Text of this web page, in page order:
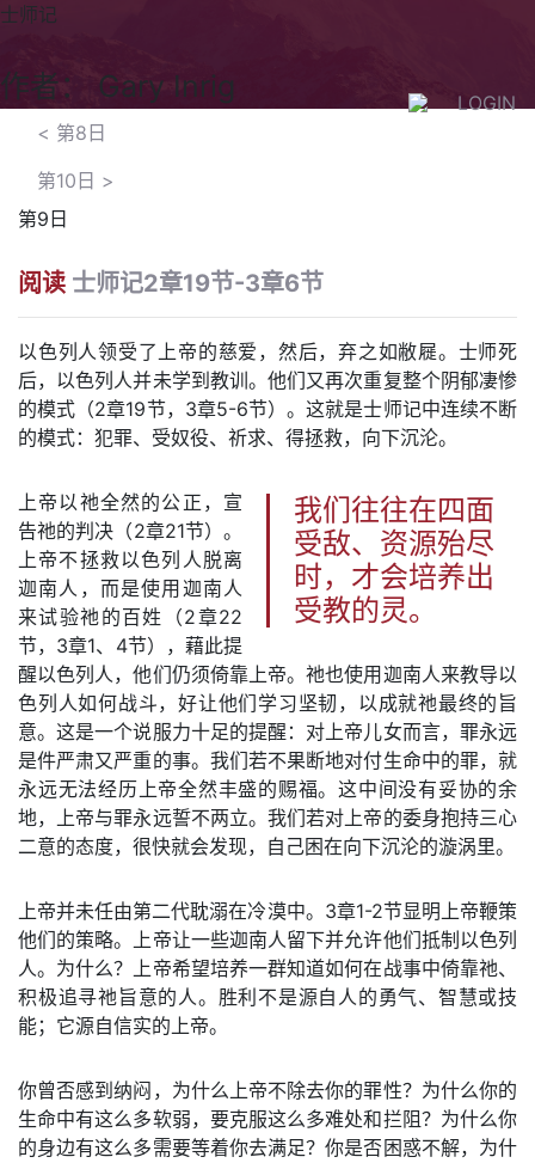
LOGIN
士师记
作者： Gary Inrig
< 第8日
第10日 >
第9日
阅读 士师记2章19节-3章6节
以色列人领受了上帝的慈爱，然后，弃之如敝屣。士师死
后，以色列人并未学到教训。他们又再次重复整个阴郁凄惨
的模式（2章19节，3章5-6节）。这就是士师记中连续不断
的模式：犯罪、受奴役、祈求、得拯救，向下沉沦。
我们往往在四面
受敌、资源殆尽
时，才会培养出
受教的灵。
上帝以祂全然的公正，宣
告祂的判决（2章21节）。
上帝不拯救以色列人脱离
迦南人，而是使用迦南人
来试验祂的百姓（2章22
节，3章1、4节），藉此提
醒以色列人，他们仍须倚靠上帝。祂也使用迦南人来教导以
色列人如何战斗，好让他们学习坚韧，以成就祂最终的旨
意。这是一个说服力十足的提醒：对上帝儿女而言，罪永远
是件严肃又严重的事。我们若不果断地对付生命中的罪，就
永远无法经历上帝全然丰盛的赐福。这中间没有妥协的余
地，上帝与罪永远誓不两立。我们若对上帝的委身抱持三心
二意的态度，很快就会发现，自己困在向下沉沦的漩涡里。
上帝并未任由第二代耽溺在冷漠中。3章1-2节显明上帝鞭策
他们的策略。上帝让一些迦南人留下并允许他们抵制以色列
人。为什么？上帝希望培养一群知道如何在战事中倚靠祂、
积极追寻祂旨意的人。胜利不是源自人的勇气、智慧或技
能；它源自信实的上帝。
你曾否感到纳闷，为什么上帝不除去你的罪性？为什么你的
生命中有这么多软弱，要克服这么多难处和拦阻？为什么你
的身边有这么多需要等着你去满足？你是否困惑不解，为什